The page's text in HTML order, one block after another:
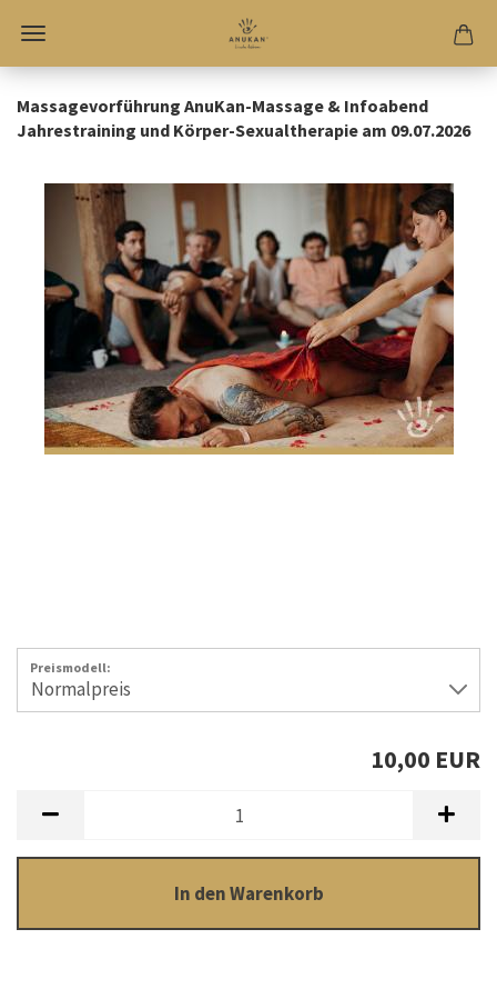
Massagevorführung AnuKan-Massage & Infoabend
Jahrestraining und Körper-Sexualtherapie am 09.07.2026
Preismodell:
10,00 EUR
In den Warenkorb